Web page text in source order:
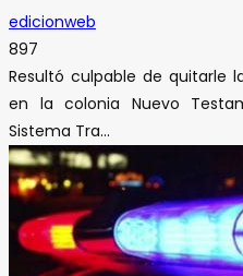
edicionweb
897
Resultó culpable de quitarle
en la colonia Nuevo
Sistema Tra...